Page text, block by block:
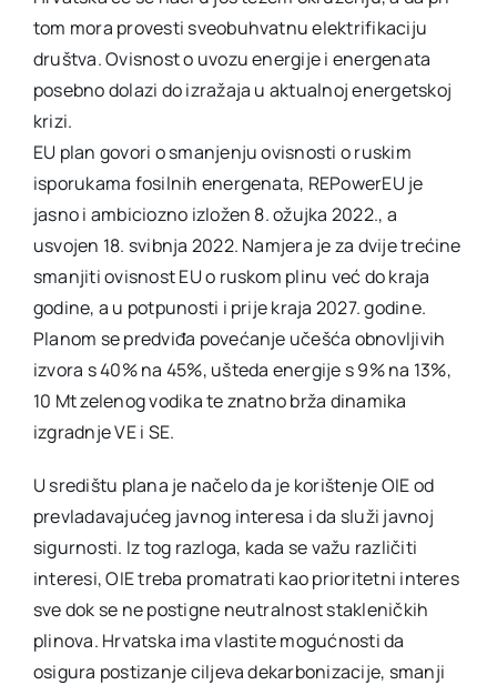
tom mora provesti sveobuhvatnu elektrifikaciju
društva. Ovisnost o uvozu energije i energenata
posebno dolazi do izražaja u aktualnoj energetskoj
krizi.
EU plan govori o smanjenju ovisnosti o ruskim
isporukama fosilnih energenata, REPowerEU je
jasno i ambiciozno izložen 8. ožujka 2022., a
usvojen 18. svibnja 2022. Namjera je za dvije trećine
smanjiti ovisnost EU o ruskom plinu već do kraja
godine, a u potpunosti i prije kraja 2027. godine.
Planom se predviđa povećanje učešća obnovljivih
izvora s 40% na 45%, ušteda energije s 9% na 13%,
10 Mt zelenog vodika te znatno brža dinamika
izgradnje VE i SE.
U središtu plana je načelo da je korištenje OIE od
prevladavajućeg javnog interesa i da služi javnoj
sigurnosti. Iz tog razloga, kada se važu različiti
interesi, OIE treba promatrati kao prioritetni interes
sve dok se ne postigne neutralnost stakleničkih
plinova. Hrvatska ima vlastite mogućnosti da
osigura postizanje ciljeva dekarbonizacije, smanji